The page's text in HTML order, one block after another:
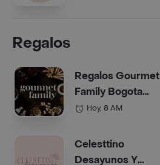
Regalos
Regalos Gourmet
Family Bogota
(Anchetas)
Hoy, 8 AM
Celesttino
Desayunos Y